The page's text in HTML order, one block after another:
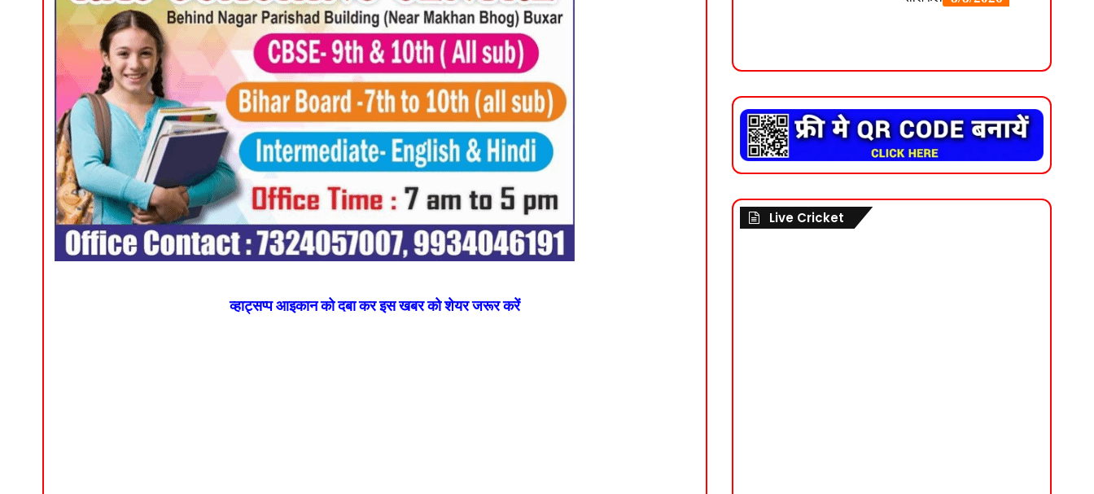
व्हाट्सप्प आइकान को दबा कर इस खबर को शेयर जरूर करें
Live Cricket